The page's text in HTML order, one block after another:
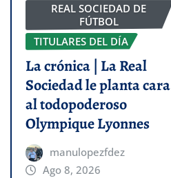
REAL SOCIEDAD DE
FÚTBOL
TITULARES DEL DÍA
La crónica | La Real
Sociedad le planta cara
al todopoderoso
Olympique Lyonnes
manulopezfdez
Ago 8, 2026